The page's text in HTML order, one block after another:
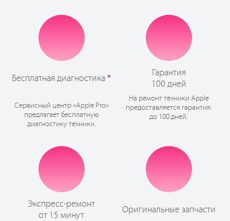
Бесплатная диагностика *
Сервисный центр «Apple Pro»
предлагает бесплатную
диагностику техники.
Гарантия
100 дней
На ремонт техники Apple
предоставляется гарантия:
до 100 дней.
Экспресс-ремонт
от 15 минут
Оригинальные запчасти